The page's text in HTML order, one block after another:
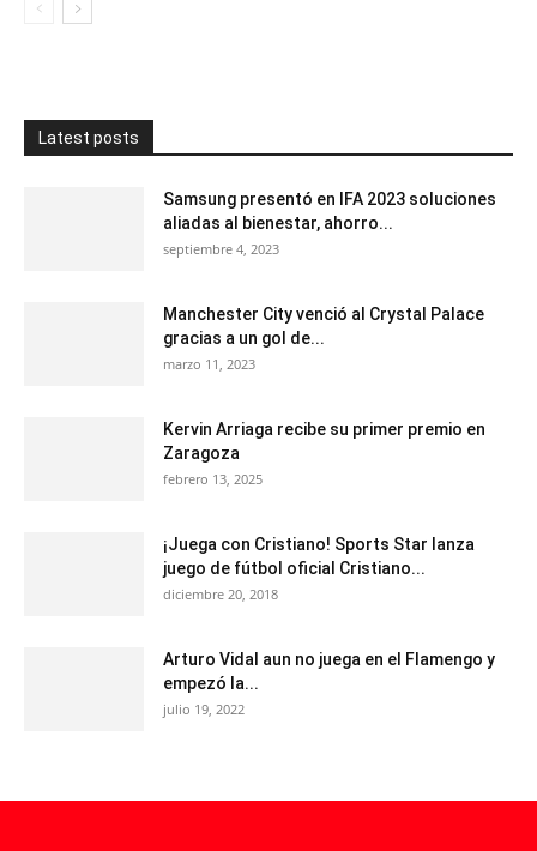
Latest posts
Samsung presentó en IFA 2023 soluciones
aliadas al bienestar, ahorro...
septiembre 4, 2023
Manchester City venció al Crystal Palace
gracias a un gol de...
marzo 11, 2023
Kervin Arriaga recibe su primer premio en
Zaragoza
febrero 13, 2025
¡Juega con Cristiano! Sports Star lanza
juego de fútbol oficial Cristiano...
diciembre 20, 2018
Arturo Vidal aun no juega en el Flamengo y
empezó la...
julio 19, 2022